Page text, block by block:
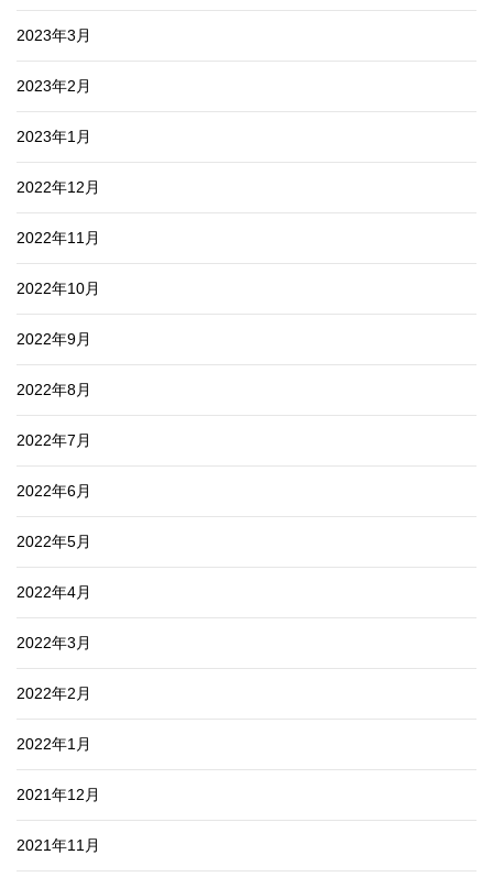
2023年3月
2023年2月
2023年1月
2022年12月
2022年11月
2022年10月
2022年9月
2022年8月
2022年7月
2022年6月
2022年5月
2022年4月
2022年3月
2022年2月
2022年1月
2021年12月
2021年11月